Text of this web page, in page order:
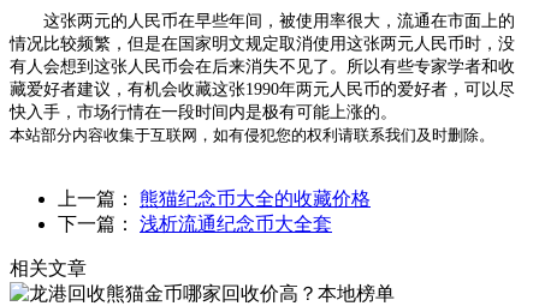
这张两元的人民币在早些年间，被使用率很大，流通在市面上的
情况比较频繁，但是在国家明文规定取消使用这张两元人民币时，没
有人会想到这张人民币会在后来消失不见了。所以有些专家学者和收
藏爱好者建议，有机会收藏这张1990年两元人民币的爱好者，可以尽
快入手，市场行情在一段时间内是极有可能上涨的。
本站部分内容收集于互联网，如有侵犯您的权利请联系我们及时删除。
上一篇： 熊猫纪念币大全的收藏价格
下一篇： 浅析流通纪念币大全套
相关文章